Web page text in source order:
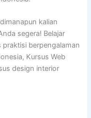
kalian
segera! Belajar
berpengalaman
Kursus Web
design interior